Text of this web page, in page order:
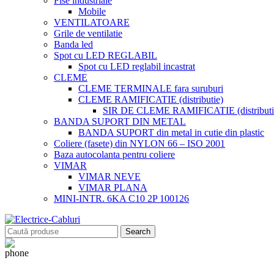
Mobile
VENTILATOARE
Grile de ventilatie
Banda led
Spot cu LED REGLABIL
Spot cu LED reglabil incastrat
CLEME
CLEME TERMINALE fara suruburi
CLEME RAMIFICATIE (distributie)
SIR DE CLEME RAMIFICATIE
BANDA SUPORT DIN METAL
BANDA SUPORT din metal in cutie din plastic
Coliere (fasete) din NYLON 66 – ISO 2001
Baza autocolanta pentru coliere
VIMAR
VIMAR NEVE
VIMAR PLANA
MINI-INTR. 6KA C10 2P 100126
Search